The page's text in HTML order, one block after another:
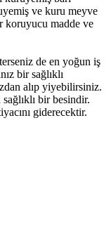
ve kuru meyve
koruyucu madde ve
de en yoğun iş
bir sağlıklı
alıp yiyebilirsiniz.
bir besindir.
giderecektir.